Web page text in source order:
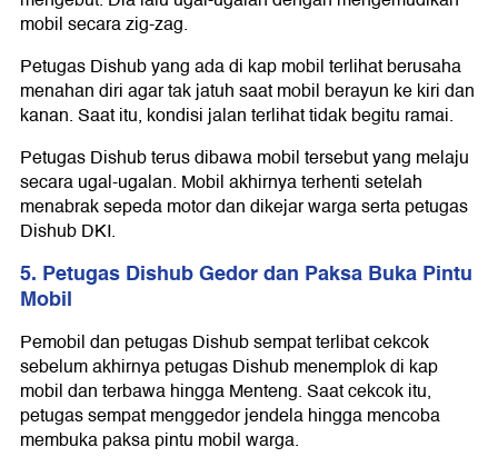
mobil secara zig-zag.
Petugas Dishub yang ada di kap mobil terlihat berusaha
menahan diri agar tak jatuh saat mobil berayun ke kiri dan
kanan. Saat itu, kondisi jalan terlihat tidak begitu ramai.
Petugas Dishub terus dibawa mobil tersebut yang melaju
secara ugal-ugalan. Mobil akhirnya terhenti setelah
menabrak sepeda motor dan dikejar warga serta petugas
Dishub DKI.
5. Petugas Dishub Gedor dan Paksa Buka Pintu
Mobil
Pemobil dan petugas Dishub sempat terlibat cekcok
sebelum akhirnya petugas Dishub menemplok di kap
mobil dan terbawa hingga Menteng. Saat cekcok itu,
petugas sempat menggedor jendela hingga mencoba
membuka paksa pintu mobil warga.